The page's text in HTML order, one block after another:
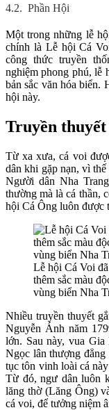
4.2. Phần Hội
Một trong những lễ
chính là Lễ hội Cá
công thức truyền
nghiệm phong phú, lễ
bản sắc văn hóa biển.
hội này.
Truyền thuyết
Từ xa xưa, cá voi
dân khi gặp nạn, vì
Người dân Nha
thường mà là cá thần,
hội Cá Ông luôn được
Lễ hội Cá Voi
thêm sắc màu
vùng biển Nha
Nhiều truyền thuyết
Nguyễn Ánh năm
lớn. Sau này, vua
Ngọc lân thượng
tục tôn vinh loài cá
Từ đó, ngư dân luôn
lăng thờ (Lăng Ông)
cá voi, để tưởng niệm